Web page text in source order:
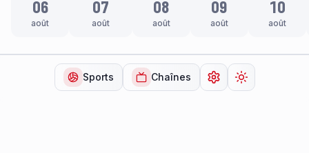
06
août
07
août
08
août
09
août
10
août
Sports Chaînes Ouvrir lesChanger de